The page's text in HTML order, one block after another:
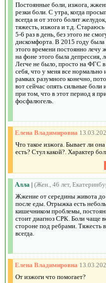
Постоянные боли, изжога,
резки боли. С утра, когда
всегда и от этого болит
тяжесть, изжога и т.д.
5-6 раз в день, без этого не
дискомфорта. В 2015 году
этого времени постоянно лечу
на фоне этого была депрессия,
Легче не было, просто на ФГС в
себя, что у меня все нормально
рамках разумного конечно,
вот сейчас опять сильные
при том, что в этот период я
фосфалюгель.
Елена Владимировна
Что такое изжога. Бывает ли
есть? Стул какой?. Характер
Алла | (Жен., 46 лет,
Жжение от середины живота до
после еды. Отрыжка есть
кишечником проблемы,
стоит диагноз СРК. Боли чаще
стороне под ребрами. Тяжесть
всегда.
Елена Владимировна
От изжоги что помогает?